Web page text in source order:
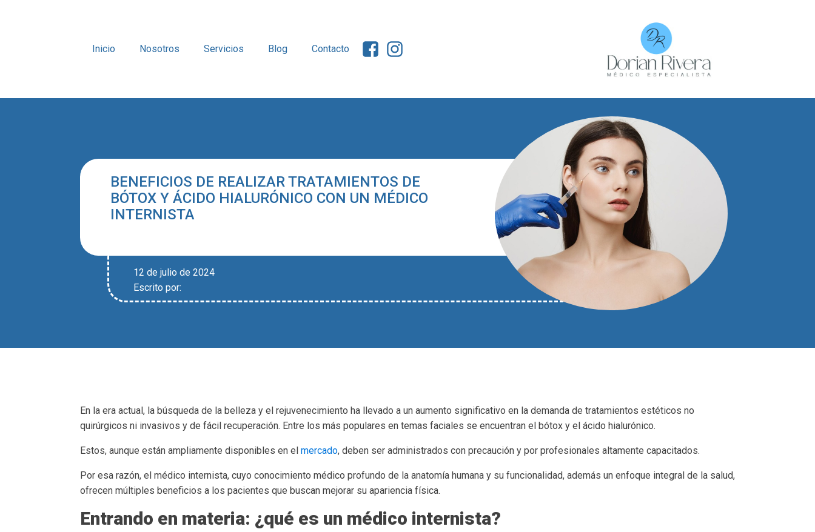
Inicio Nosotros Servicios Blog Contacto
BENEFICIOS DE REALIZAR TRATAMIENTOS DE
BÓTOX Y ÁCIDO HIALURÓNICO CON UN MÉDICO
INTERNISTA
12 de julio de 2024
Escrito por:
En la era actual, la búsqueda de la belleza y el rejuvenecimiento ha llevado a un aumento significativo en la demanda de tratamientos estéticos no
quirúrgicos ni invasivos y de fácil recuperación. Entre los más populares en temas faciales se encuentran el bótox y el ácido hialurónico.
Estos, aunque están ampliamente disponibles en el mercado, deben ser administrados con precaución y por profesionales altamente capacitados.
Por esa razón, el médico internista, cuyo conocimiento médico profundo de la anatomía humana y su funcionalidad, además un enfoque integral de la salud,
ofrecen múltiples beneficios a los pacientes que buscan mejorar su apariencia física.
Entrando en materia: ¿qué es un médico internista?